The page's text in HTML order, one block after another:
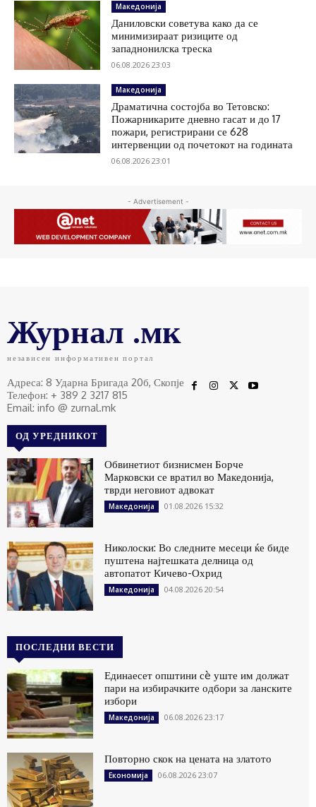
Македонија
Даниловски советува како да се
минимизираат ризиците од
западнонилска треска
06.08.2026 23:03
Македонија
Драматична состојба во Тетовско:
Пожарникарите дневно гасат и до 17
пожари, регистрирани се 628
интервенции од почетокот на годината
06.08.2026 23:01
- Advertisement -
Журнал .мк
независен информативен портал
Адреса: 8 Ударна Бригада 20б, Скопје
Телефон: + 389 2 3217 815
Email: info @ zurnal.mk
ОД УРЕДНИКОТ
Обвинетиот бизнисмен Борче
Марковски се вратил во Македонија,
тврди неговиот адвокат
Македонија 01.08.2026 15:32
Николоски: Во следните месеци ќе биде
пуштена најтешката делница од
автопатот Кичево-Охрид
Македонија 04.08.2026 20:54
ПОСЛЕДНИ ВЕСТИ
Единаесет општини сè уште им должат
пари на избирачките одбори за ланските
избори
Македонија 06.08.2026 23:17
Повторно скок на цената на златото
Економија 06.08.2026 23:07